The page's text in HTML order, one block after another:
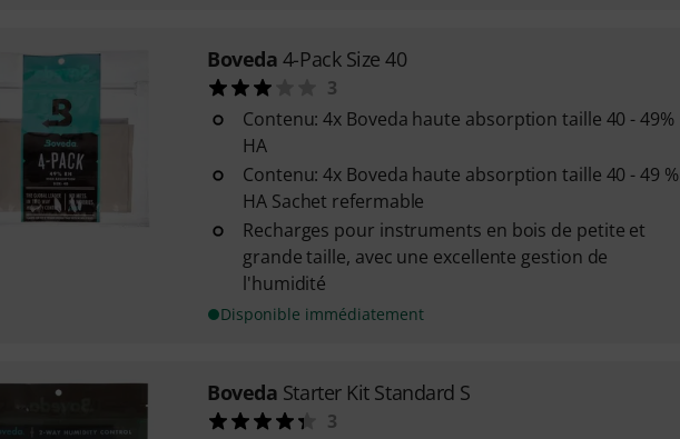
Boveda 4-Pack Size 40
3
Contenu: 4x Boveda haute absorption taille 40 - 49%
HA
Contenu: 4x Boveda haute absorption taille 40 - 49 %
HA Sachet refermable
Recharges pour instruments en bois de petite et
grande taille, avec une excellente gestion de
l'humidité
Disponible immédiatement
Boveda Starter Kit Standard S
3